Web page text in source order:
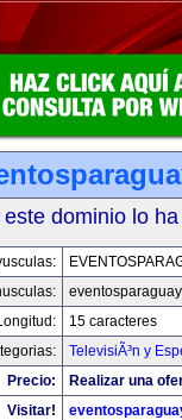
dominio lo
15 caracteres
TelevisiÃ³n y
Precio:
Realizar una
Visitar!